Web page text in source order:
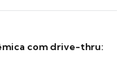
com drive-thru: